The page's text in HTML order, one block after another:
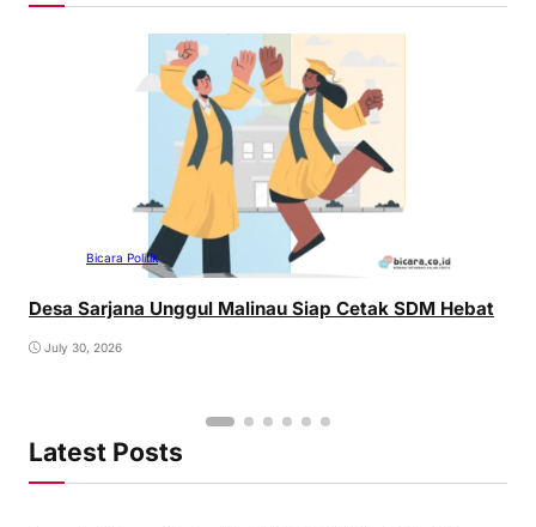
Bicara Politik
Desa Sarjana Unggul Malinau Siap Cetak SDM Hebat
July 30, 2026
Latest Posts